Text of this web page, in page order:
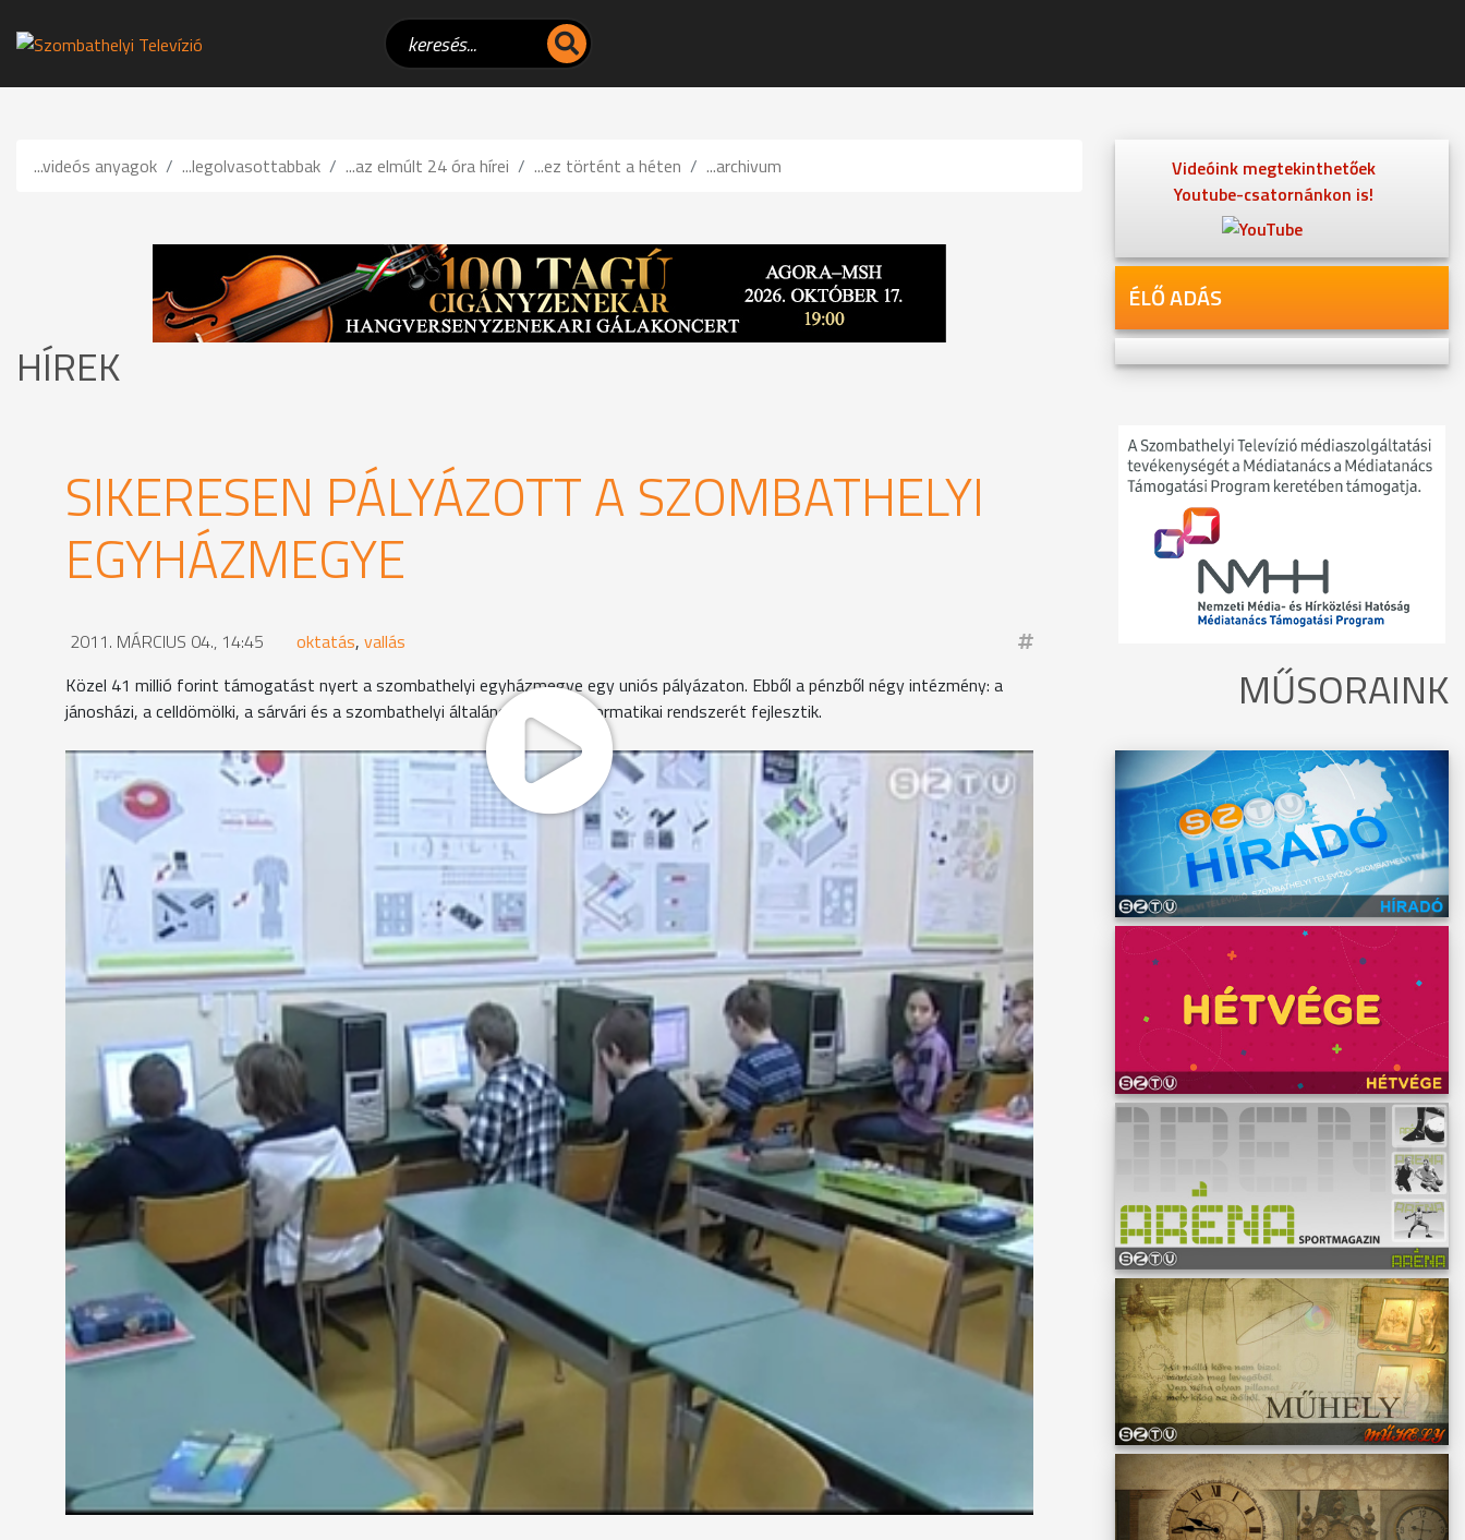
...videós anyagok ...legolvasottabbak ...az elmúlt 24 óra hírei ...ez történt a héten ...archivum
HÍREK
SIKERESEN PÁLYÁZOTT A SZOMBATHELYI
EGYHÁZMEGYE
2011. MÁRCIUS 04., 14:45 oktatás, vallás
Közel 41 millió forint támogatást nyert a szombathelyi egyházmegye egy uniós pályázaton. Ebből a pénzből négy intézmény: a
jánosházi, a celldömölki, a sárvári és a szombathelyi általános iskolák informatikai rendszerét fejlesztik.
Ez volt az első alkalom, hogy az egyházi fenntartású intézmények pályázhattak - hangzott el a mai
sajtótájékoztatón.
A Brenner János iskolában eddig is nagy hangsúlyt fektettek a számítástechnika oktatására. A 7. évfolyamosok közül
évről évre egyre többen teszik le az ECDL-start vizsgát. A mostani pályázatnak köszönhetően közel 14 millió
forintból kap új eszközöket az iskola.
Englert Zsolt - igazgató, Brenner János Óvoda, Általános Iskola és Kollégium
"Az iskolának nagy szüksége volt már erre a fejlesztésre, ami nem kicsi. A Brenner János általános Iskola esetében
ez 8 tantermi csomagot jelent, ami digitális táblát, projektort, laptopokat jelent. illetve 27 számítógépet, aminek a
segítségével egyrészt az informatika oktatás is meg fog újulni, illetve a nyelvoktatásba szeretnénk ezt még
bevezetni."
Emellett a sajátos nevelési igényű gyermekek számára is érkezik egy olyan eszköz, mely megkönnyíti számukra a
tanulást. Hosszú éveken keresztül csak ritkán, vagy egyáltalán nem pályázhattak az egyházi iskolák fejlesztésekre,
így leginkább csak azokat az eszközöket tudták beszerezni, amire saját pénzből futotta - hangzott el a
sajtótájékoztatón. Ezentúl igyekeznek kihasználni a pályázati lehetőségeket.
Dr. Veres András - megyéspüspök
"Az egyházi oktatási intézményeink még több mindenben hiányt szenvednek, legtöbbször a tornaterem hiányzik, de
még más jellegű hiánypótló pályázatokon is szeretnénk elindulni, mert újra mondom, az önerő az kevés lenne, hogy
ilyen jellegű fejlesztésekre képesek legyünk."
Még tart a közbeszerzési eljárás, várhatóan az új tanévben már használhatják az új számítógépeket az oktatásban.
Videóink megtekinthetőek
Youtube-csatornánkon is!
ÉLŐ ADÁS
MŰSORAINK